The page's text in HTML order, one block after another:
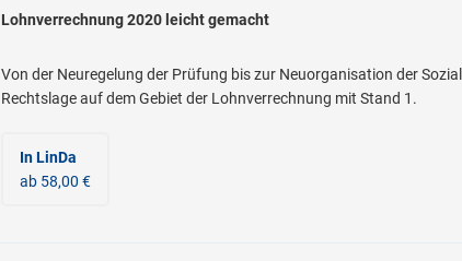
Lohnverrechnung 2020 leicht gemacht
Von der Neuregelung der Prüfung bis zur Neuorganisation der
Rechtslage auf dem Gebiet der Lohnverrechnung mit Stand 1.
In LinDa
ab 58,00 €